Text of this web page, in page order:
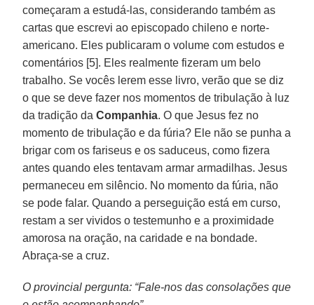
começaram a estudá-las, considerando também as
cartas que escrevi ao episcopado chileno e norte-
americano. Eles publicaram o volume com estudos e
comentários [5]. Eles realmente fizeram um belo
trabalho. Se vocês lerem esse livro, verão que se diz
o que se deve fazer nos momentos de tribulação à luz
da tradição daCompanhia. O que Jesus fez no
momento de tribulação e da fúria? Ele não se punha a
brigar com os fariseus e os saduceus, como fizera
antes quando eles tentavam armar armadilhas. Jesus
permaneceu em silêncio. No momento da fúria, não
se pode falar. Quando a perseguição está em curso,
restam a ser vividos o testemunho e a proximidade
amorosa na oração, na caridade e na bondade.
Abraça-se a cruz.
O provincial pergunta: “Fale-nos das consolações que